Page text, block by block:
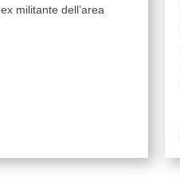
, ex militante dell’area